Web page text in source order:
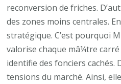
reconversion de friches.
des zones moins centrales.
stratégique. C’est pourquoi
valorise chaque mâ¼tre
identifie des fonciers cachés.
tensions du marché. Ainsi,